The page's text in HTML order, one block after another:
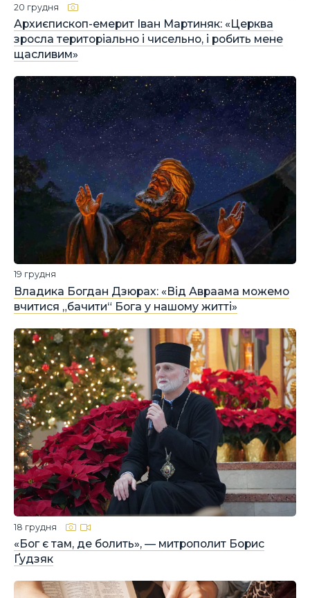
Архиєпископ-емерит Іван Мартиняк: «Церква
зросла територіально і чисельно, і робить мене
щасливим»
20 грудня
Владика Богдан Дзюрах: «Від Авраама можемо
вчитися „бачити“ Бога у нашому житті»
19 грудня
«Бог є там, де болить», — митрополит Борис
Ґудзяк
18 грудня